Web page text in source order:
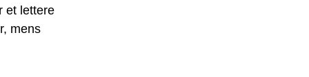
et lettere
mens